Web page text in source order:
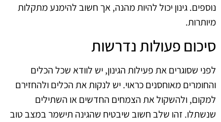
נוספים. גינון יכול להיות מהנה, אך חשוב להימנע מתקלות
מיותרות.
סיכום פעולות נדרשות
לפני שסוגרים את פעילות הגינון, יש לוודא שכל הכלים
והחומרים מאוחסנים כראוי. יש לנקות את הכלים ולהחזירם
למקום, ולהשקול את הצמחים החדשים או השתילים
שנשתלו. זהו שלב חשוב שיבטיח שהגינה תישמר במצב טוב